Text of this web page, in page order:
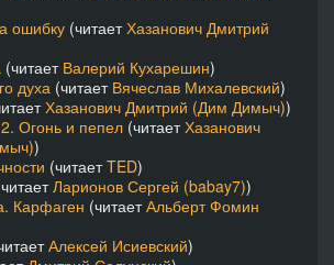
ошибку (читаетХазанович Дмитрий
(читает Валерий Кухарешин)
духа (читает Вячеслав Михалевский)
Хазанович Дмитрий (Дим Димыч))
Огонь и пепел (читаетХазанович
)
(читаетTED)
Ларионов Сергей (babay7))
Карфаген (читаетАльберт Фомин
Алексей Исиевский)